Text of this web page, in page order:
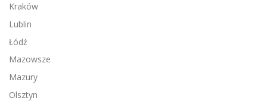
Kraków
Lublin
Łódź
Mazowsze
Mazury
Olsztyn